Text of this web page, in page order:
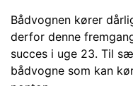
Bådvognen kører
derfor denne
succes i uge 23. Til
bådvogne som kan